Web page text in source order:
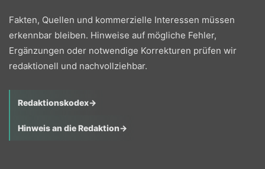
Fakten, Quellen und kommerzielle Interessen müssen
erkennbar bleiben. Hinweise auf mögliche Fehler,
Ergänzungen oder notwendige Korrekturen prüfen wir
redaktionell und nachvollziehbar.
Redaktionskodex→
Hinweis an die Redaktion→